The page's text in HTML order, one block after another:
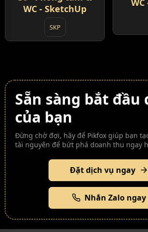
WC - SketchUp
SKP
Sẵn sàng bắt đầu
của bạn
Đừng chờ đợi, hãy để Pikfox giúp bạn
tài nguyên để bứt phá doanh thu ngay
Đặt dịch vụ ngay
Nhắn Zalo ngay